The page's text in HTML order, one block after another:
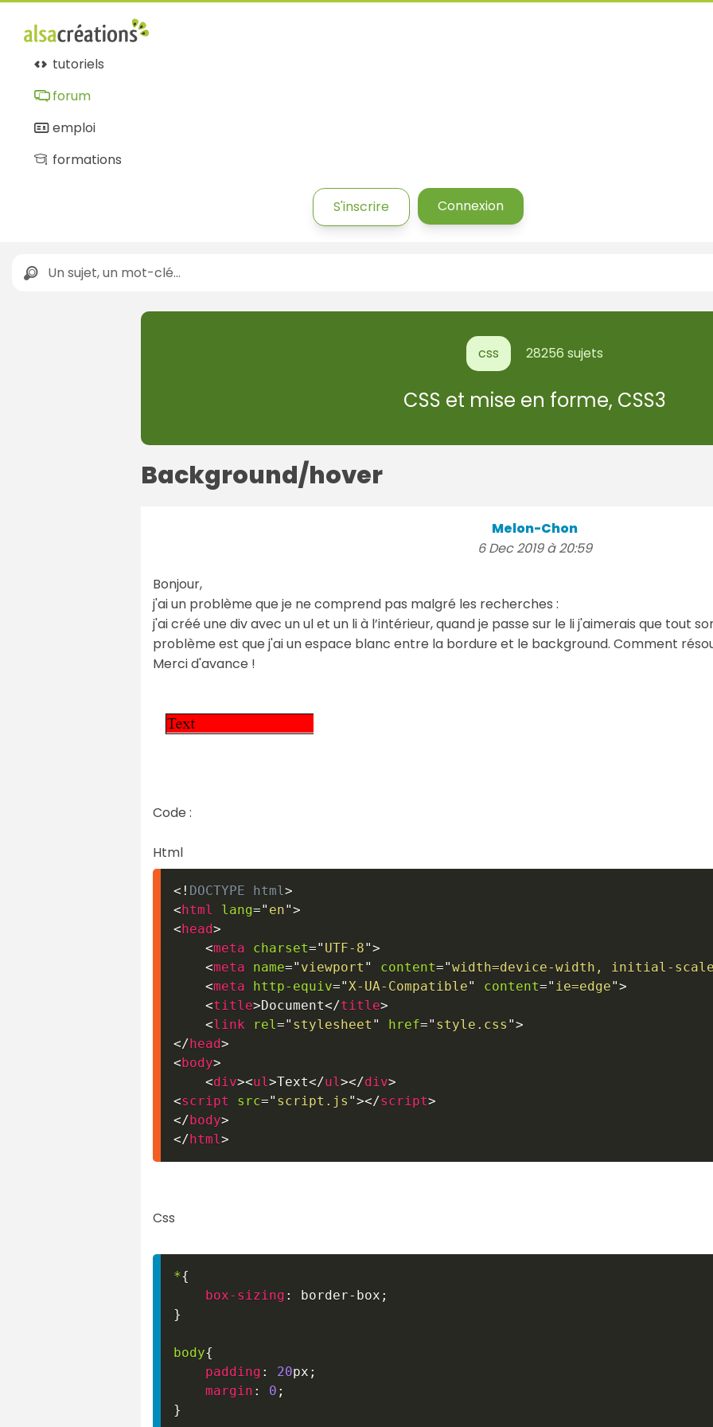
tutoriels
forum
emploi
formations
S'inscrire Connexion
css 28256 sujets
CSS et mise en forme, CSS3
Background/hover
Melon-Chon
6 Dec 2019 à 20:59
Bonjour,
j'ai un problème que je ne comprend pas malgré les recherches :
j'ai créé une div avec un ul et un li à l’intérieur, quand je passe sur le li j'aimerais que tout
problème est que j'ai un espace blanc entre la bordure et le background. Comment
Merci d'avance !
Code :
Html
<! DOCTYPE html >
<html lang=" en">
<head>
<meta charset=" UTF-8">
<meta name=" viewport " content="width=device-width, initial-
<meta http-equiv=" X-UA-Compatible" content=" ie=edge">
<title>Document</title>
<link rel =" stylesheet " href=" style.css ">
</head>
<body>
<div><ul >Text</ul ></div>
<script src=" script.js "></script>
</body>
</html >
Css
*{
box-sizing : border-box ;
}
body{
padding : 20px ;
margin : 0 ;
}